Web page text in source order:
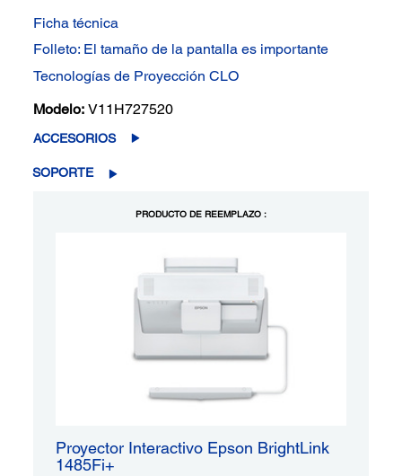
Ficha técnica
Folleto: El tamaño de la pantalla es importante
Tecnologías de Proyección CLO
Modelo: V11H727520
ACCESORIOS
SOPORTE
PRODUCTO DE REEMPLAZO :
Proyector Interactivo Epson BrightLink
1485Fi+